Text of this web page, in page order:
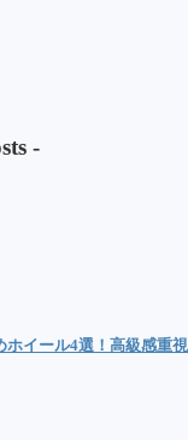
-
イール4選！高級感重